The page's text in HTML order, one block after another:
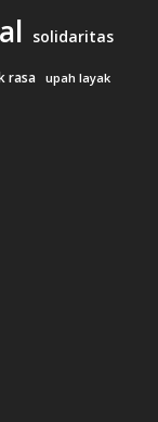
solidaritas
rasa upah layak